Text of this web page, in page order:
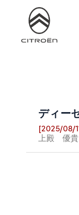
ディー
[2025/08/
上殿 優貴